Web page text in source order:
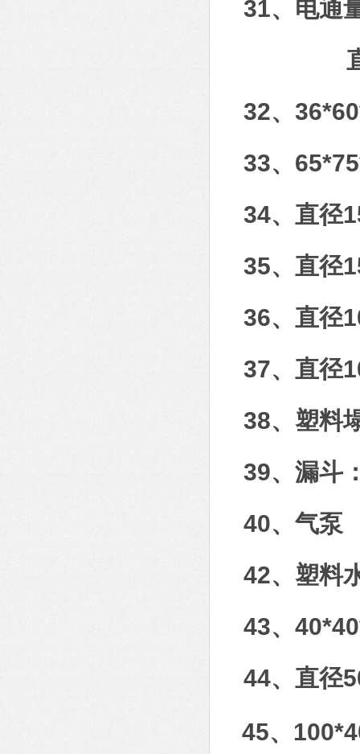
31、电通
直径
32、
33、
34、直径
35、直径
36、直径
37、直径
38、塑料
39、漏斗
40、气泵
42、塑料
43、
44、直径
45、